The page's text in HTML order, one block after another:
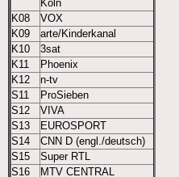
Köln
K08
VOX
K09
arte/Kinderkanal
K10
3sat
K11
Phoenix
K12
n-tv
S11
ProSieben
S12
VIVA
S13
EUROSPORT
S14
CNN D (engl./deutsch)
S15
Super RTL
S16
MTV CENTRAL